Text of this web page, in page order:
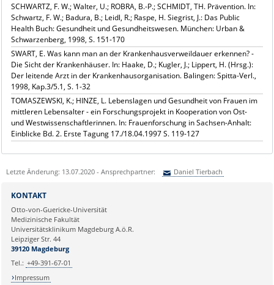
SCHWARTZ, F. W.; Walter, U.; ROBRA, B.-P.; SCHMIDT, TH. Prävention. In:
Schwartz, F. W.; Badura, B.; Leidl, R.; Raspe, H. Siegrist, J.: Das Public
Health Buch: Gesundheit und Gesundheitswesen. München: Urban &
Schwarzenberg, 1998, S. 151-170
SWART, E. Was kann man an der Krankenhausverweildauer erkennen? -
Die Sicht der Krankenhäuser. In: Haake, D.; Kugler, J.; Lippert, H. (Hrsg.):
Der leitende Arzt in der Krankenhausorganisation. Balingen: Spitta-Verl.,
1998, Kap.3/5.1, S. 1-32
TOMASZEWSKI, K.; HINZE, L. Lebenslagen und Gesundheit von Frauen im
mittleren Lebensalter - ein Forschungsprojekt in Kooperation von Ost-
und Westwissenschaftlerinnen. In: Frauenforschung in Sachsen-Anhalt:
Einblicke Bd. 2. Erste Tagung 17./18.04.1997 S. 119-127
Letzte Änderung: 13.07.2020 - Ansprechpartner: Daniel Tierbach
Ihre E-Mailadresse:
Ihr Anliegen:
KONTAKT
Otto-von-Guericke-Universität
Medizinische Fakultät
Universitätsklinikum Magdeburg A.ö.R.
Leipziger Str. 44
39120 Magdeburg
Tel.: +49-391-67-01
Impressum